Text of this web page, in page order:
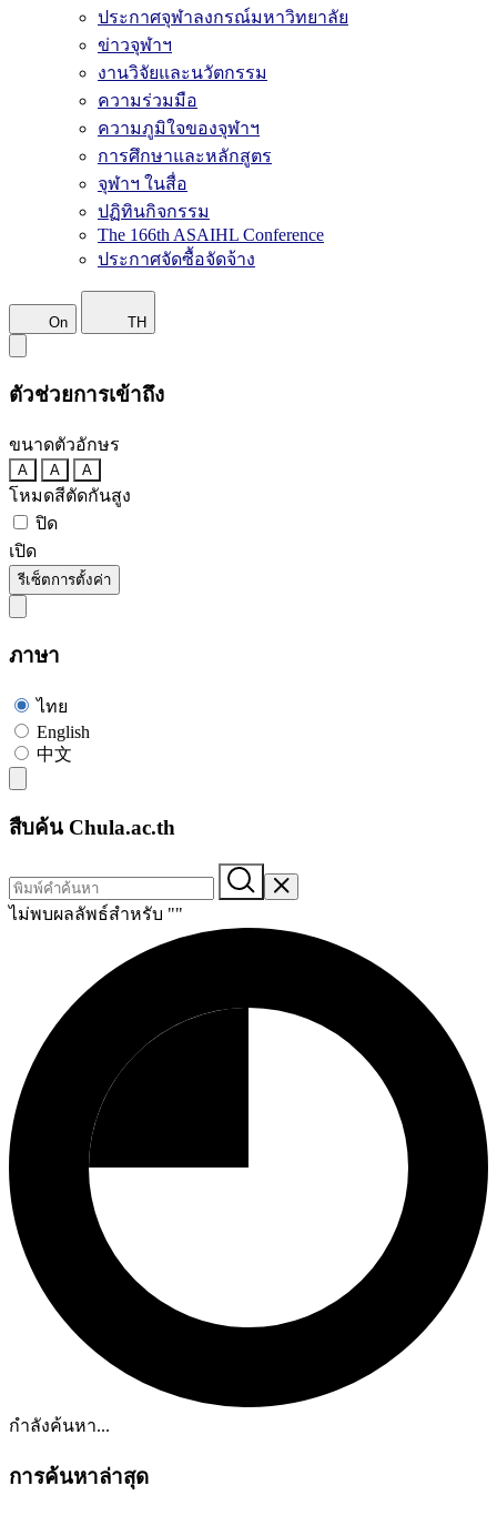
ประกาศจุฬาลงกรณ์มหาวิทยาลัย
ข่าวจุฬาฯ
งานวิจัยและนวัตกรรม
ความร่วมมือ
ความภูมิใจของจุฬาฯ
การศึกษาและหลักสูตร
จุฬาฯ ในสื่อ
ปฏิทินกิจกรรม
The 166th ASAIHL Conference
ประกาศจัดซื้อจัดจ้าง
On TH
ตัวช่วยการเข้าถึง
ขนาดตัวอักษร
A A A
โหมดสีตัดกันสูง
ปิด
เปิด
รีเซ็ตการตั้งค่า
ภาษา
ไทย
English
中文
สืบค้น Chula.ac.th
ไม่พบผลลัพธ์สำหรับ ""
กำลังค้นหา...
การค้นหาล่าสุด